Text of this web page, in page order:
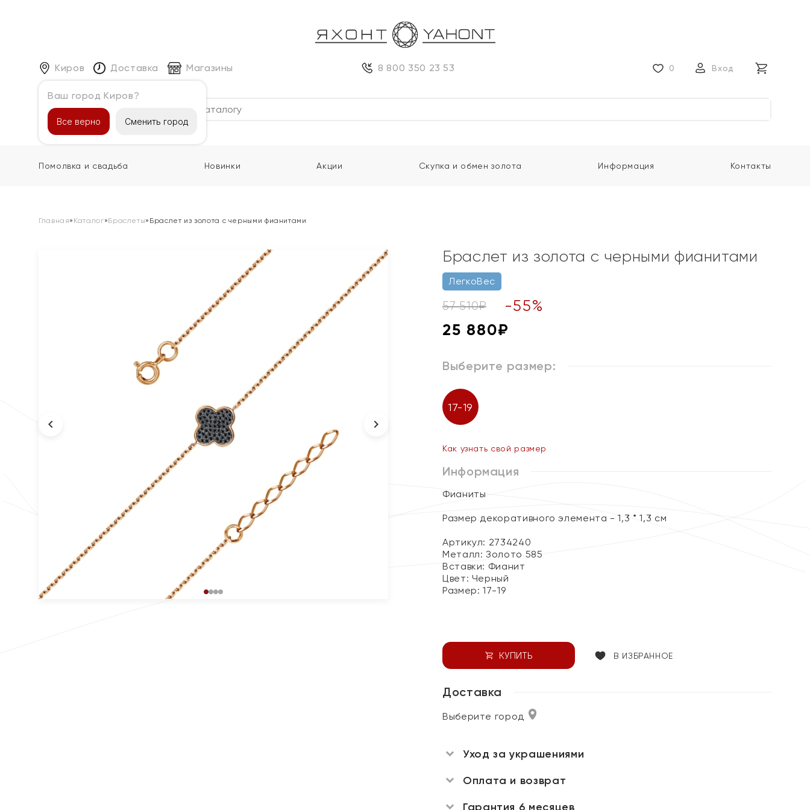
Киров
Ваш город Киров?
Все верно Сменить город
Доставка Магазины 8 800 350 23 53 0 Вход
Каталог
Помолвка и свадьба Новинки Акции Скупка и обмен золота Информация Контакты
Главная» Каталог»Браслеты» Браслет из золота с черными фианитами
Браслет из золота с черными фианитами
ЛегкоВес
57 510₽ -55%
25 880₽
Выберите размер:
17-19
Как узнать свой размер
Информация
Фианиты
Размер декоративного элемента - 1,3 * 1,3 см
Артикул: 2734240
Металл:Золото 585
Вставки: Фианит
Цвет: Черный
Размер:17-19
КУПИТЬ В ИЗБРАННОЕ
Доставка
Выберите город
Уход за украшениями
Оплата и возврат
Гарантия 6 месяцев